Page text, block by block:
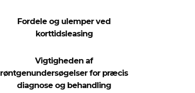
Fordele og ulemper ved
korttidsleasing
Vigtigheden af
røntgenundersøgelser for præcis
diagnose og behandling